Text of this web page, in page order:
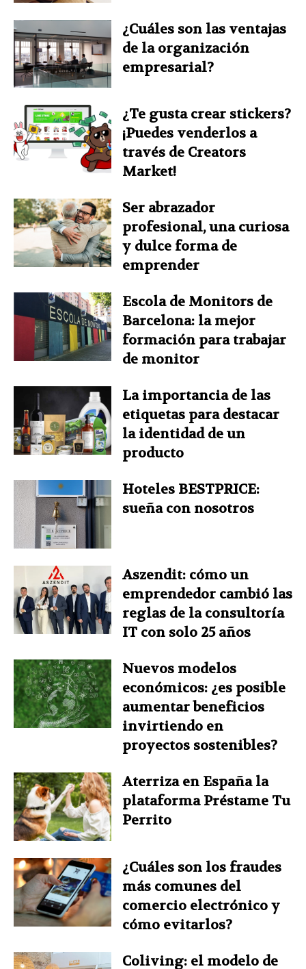
¿Cuáles son las ventajas
de la organización
empresarial?
¿Te gusta crear stickers?
¡Puedes venderlos a
través de Creators
Market!
Ser abrazador
profesional, una curiosa
y dulce forma de
emprender
Escola de Monitors de
Barcelona: la mejor
formación para trabajar
de monitor
La importancia de las
etiquetas para destacar
la identidad de un
producto
Hoteles BESTPRICE:
sueña con nosotros
Aszendit: cómo un
emprendedor cambió las
reglas de la consultoría
IT con solo 25 años
Nuevos modelos
económicos: ¿es posible
aumentar beneficios
invirtiendo en
proyectos sostenibles?
Aterriza en España la
plataforma Préstame Tu
Perrito
¿Cuáles son los fraudes
más comunes del
comercio electrónico y
cómo evitarlos?
Coliving: el modelo de